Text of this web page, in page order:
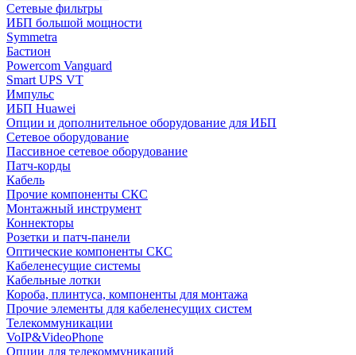
Сетевые фильтры
ИБП большой мощности
Symmetra
Бастион
Powercom Vanguard
Smart UPS VT
Импульс
ИБП Huawei
Опции и дополнительное оборудование для ИБП
Сетевое оборудование
Пассивное сетевое оборудование
Патч-корды
Кабель
Прочие компоненты СКС
Монтажный инструмент
Коннекторы
Розетки и патч-панели
Оптические компоненты СКС
Кабеленесущие системы
Кабельные лотки
Короба, плинтуса, компоненты для монтажа
Прочие элементы для кабеленесущих систем
Телекоммуникации
VoIP&VideoPhone
Опции для телекоммуникаций